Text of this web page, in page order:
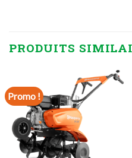
PRODUITS
Promo !